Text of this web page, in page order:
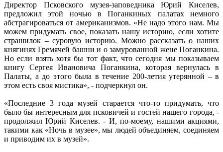
Директор Псковского музея-заповедника Юрий Киселев,
предложил этой ночью в Поганкиных палатах немного
абстрагироваться от американизмов. «Не надо этого нам. Мы
можем придумать свое, показать нашу историю, если хотите
страшилок – суровую историю. Можно рассказать о наших
княгинях Гремячей башни и о замурованной жене Поганкина.
Но если взять хотя бы тот факт, что сегодня мы показываем
книгу Сергея Ивановича Поганкина, которая вернулась в
Палаты, а до этого была в течение 200-летия утерянной – в
этом есть своя мистика», - подчеркнул он.
«Последние 3 года музей старается что-то придумать, что
было бы интересным для псковичей и гостей нашего города, -
продолжил Юрий Киселев. - И, по-моему, нашими акциями,
такими как «Ночь в музее», мы людей объединяем, соединяем
и приводим их в музей».